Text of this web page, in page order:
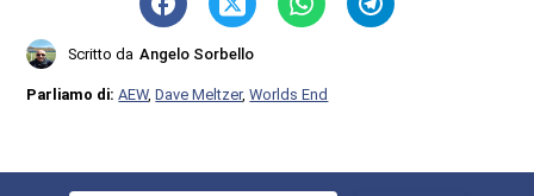
Scritto da Angelo Sorbello
Parliamo di:AEW,Dave Meltzer,Worlds End